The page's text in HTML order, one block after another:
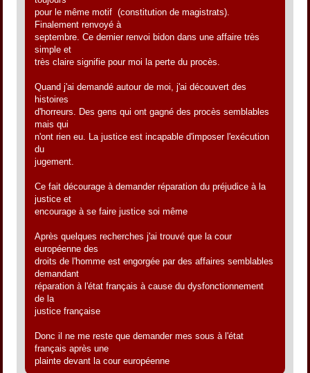
pour le même motif (constitution de magistrats).
Finalement renvoyé à
septembre. Ce dernier renvoi bidon dans une affaire très
simple et
très claire signifie pour moi la perte du procès.
Quand j'ai demandé autour de moi, j'ai découvert des
histoires
d'horreurs. Des gens qui ont gagné des procès semblables
mais qui
n'ont rien eu. La justice est incapable d'imposer l'exécution
du
jugement.
Ce fait décourage à demander réparation du préjudice à la
justice et
encourage à se faire justice soi même
Après quelques recherches j'ai trouvé que la cour
européenne des
droits de l'homme est engorgée par des affaires semblables
demandant
réparation à l'état français à cause du dysfonctionnement
de la
justice française
Donc il ne me reste que demander mes sous à l'état
français après une
plainte devant la cour européenne